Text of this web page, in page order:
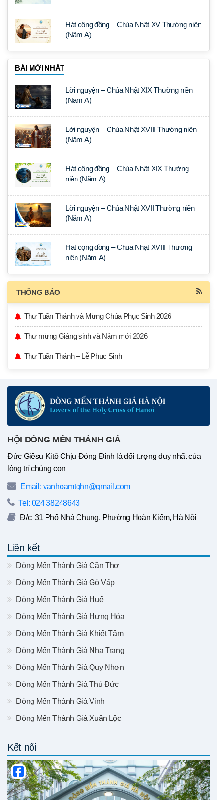
Hát cộng đồng – Chúa Nhật XV Thường niên
(Năm A)
BÀI MỚI NHẤT
Lời nguyện – Chúa Nhật XIX Thường niên
(Năm A)
Lời nguyện – Chúa Nhật XVIII Thường niên
(Năm A)
Hát cộng đồng – Chúa Nhật XIX Thường
niên (Năm A)
Lời nguyện – Chúa Nhật XVII Thường niên
(Năm A)
Hát cộng đồng – Chúa Nhật XVIII Thường
niên (Năm A)
THÔNG BÁO
Thư Tuần Thánh và Mừng Chúa Phục Sinh 2026
Thư mừng Giáng sinh và Năm mới 2026
Thư Tuần Thánh – Lễ Phục Sinh
HỘI DÒNG MẾN THÁNH GIÁ
Đức Giêsu-Kitô Chịu-Đóng-Đinh là đối tượng duy nhất của
lòng trí chúng con
Email: vanhoamtghn@gmail.com
Tel: 024 38248643
Đ/c: 31 Phố Nhà Chung, Phường Hoàn Kiếm, Hà Nội
Liên kết
Dòng Mến Thánh Giá Cần Thơ
Dòng Mến Thánh Giá Gò Vấp
Dòng Mến Thánh Giá Huế
Dòng Mến Thánh Giá Hưng Hóa
Dòng Mến Thánh Giá Khiết Tâm
Dòng Mến Thánh Giá Nha Trang
Dòng Mến Thánh Giá Quy Nhơn
Dòng Mến Thánh Giá Thủ Đức
Dòng Mến Thánh Giá Vinh
Dòng Mến Thánh Giá Xuân Lộc
Kết nối